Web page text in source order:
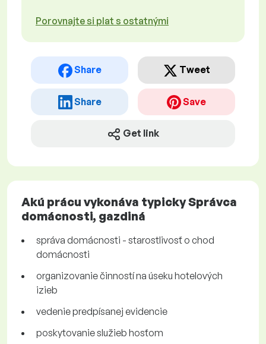
Porovnajte si plat s ostatnými
Share Tweet
Share Save
Get link
Akú prácu vykonáva typicky Správca
domácnosti, gazdiná
správa domácnosti - starostlivosť o chod
domácnosti
organizovanie činností na úseku hotelových
izieb
vedenie predpísanej evidencie
poskytovanie služieb hosťom